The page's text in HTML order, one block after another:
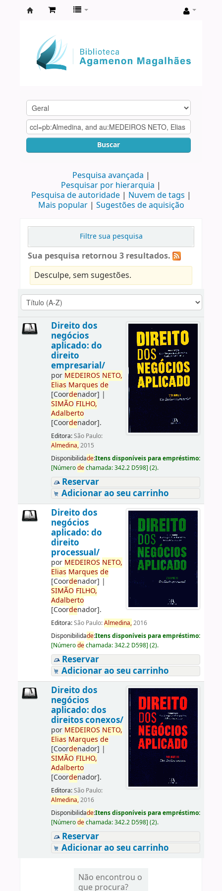
Agamenon
Magalhães
Buscar
Pesquisa avançada
Pesquisar por hierarquia
Pesquisa de autoridade
Nuvem de tags
Mais popular
Sugestões de aquisição
Filtre sua pesquisa
Sua pesquisa retornou 3 resultados.
Desculpe, sem sugestões.
Direito dos
negócios
aplicado: do
direito
empresarial/
por MEDEIROS NETO,
Elias Marques de
[Coordenador] |
SIMÃO FILHO,
Adalberto
[Coordenador].
Editora:São Paulo:
Almedina,2015
Disponibilidade:Itens disponíveis para empréstimo:
[Númerodechamada:342.2 D598] (2).
Reservar
Adicionar ao seu carrinho
Direito dos
negócios
aplicado: do
direito
processual/
por MEDEIROS NETO,
Elias Marques de
[Coordenador] |
SIMÃO FILHO,
Adalberto
[Coordenador].
Editora:São Paulo:Almedina,2016
Disponibilidade:Itens disponíveis para empréstimo:
[Númerodechamada:342.2 D598] (2).
Reservar
Adicionar ao seu carrinho
Direito dos
negócios
aplicado: dos
direitos conexos/
por MEDEIROS NETO,
Elias Marques de
[Coordenador] |
SIMÃO FILHO,
Adalberto
[Coordenador].
Editora:São Paulo:
Almedina,2016
Disponibilidade:Itens disponíveis para empréstimo:
[Númerodechamada:342.2 D598] (2).
Reservar
Adicionar ao seu carrinho
Não encontrou o
que procura?